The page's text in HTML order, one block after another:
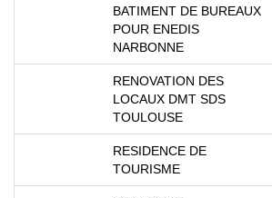
BATIMENT DE BUREAUX
POUR ENEDIS
NARBONNE
RENOVATION DES
LOCAUX DMT SDS
TOULOUSE
RESIDENCE DE
TOURISME